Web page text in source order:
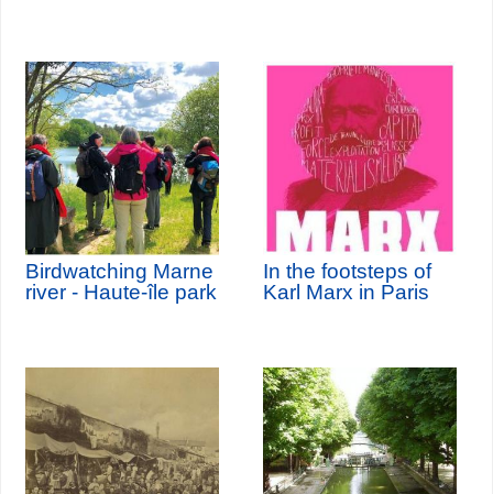
Birdwatching Marne
river - Haute-île park
In the footsteps of
Karl Marx in Paris